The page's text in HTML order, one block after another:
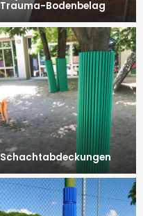
Trauma-Bodenbelag
Schachtabdeckungen